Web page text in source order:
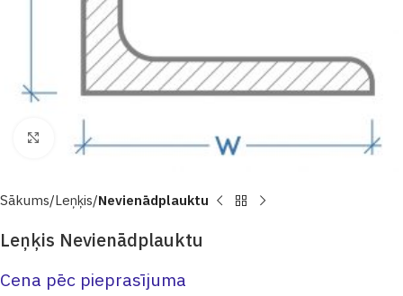
Click to enlarge
Sākums Leņķis Nevienādplauktu
Leņķis Nevienādplauktu
Cena pēc pieprasījuma